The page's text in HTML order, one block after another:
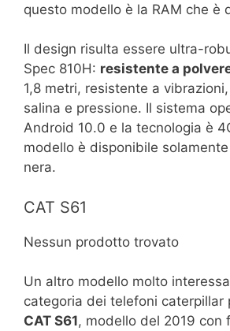
questo modello è la RAM che è
Il design risulta essere ultra-
Spec 810H: resistente a
1,8 metri, resistente a
salina e pressione. Il sistema
Android 10.0 e la tecnologia è
modello è disponibile
nera.
CAT S61
Nessun prodotto trovato
Un altro modello molto
categoria dei telefoni caterpillar
CAT S61, modello del 2019 con